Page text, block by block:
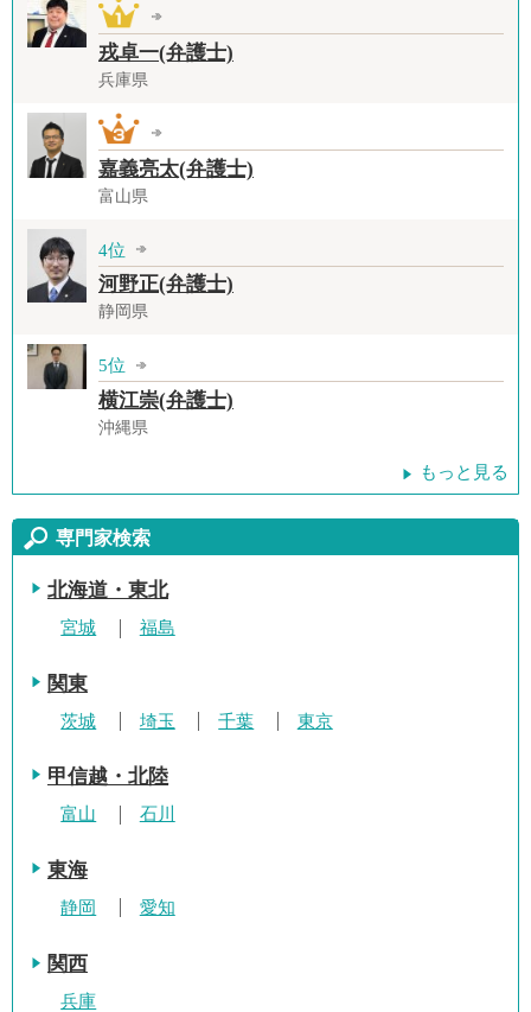
戎卓一(弁護士)
兵庫県
嘉義亮太(弁護士)
富山県
4位
河野正(弁護士)
静岡県
5位
横江崇(弁護士)
沖縄県
もっと見る
専門家検索
北海道・東北
宮城 福島
関東
茨城 埼玉 千葉 東京
甲信越・北陸
富山 石川
東海
静岡 愛知
関西
兵庫